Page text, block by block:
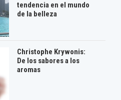
tendencia en el mundo
de la belleza
Christophe Krywonis:
De los sabores a los
aromas